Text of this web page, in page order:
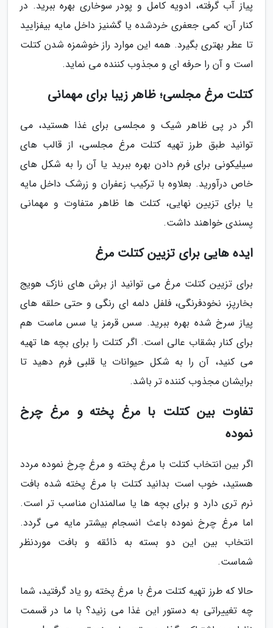
پیاز آب گرفته، ادویه کامل و پودر سوخاری بهره ببرید. در
کنار آن، کمی جعفری خردشده یا گشنیز داخل مایه بیفزایید
تا عطر بهتری بگیرد. همه این موارد راز خوشمزه شدن کتلت
است و آن را حرفه ای و مجذوب کننده می نماید.
کتلت مرغ مجلسی؛ ظاهر زیبا برای مهمانی
اگر در پی ظاهر شیک و مجلسی برای غذا هستید، می
توانید طبق طرز تهیه کتلت مرغ مجلسی، از قالب های
سیلیکونی برای فرم دادن بهره ببرید یا آن را به شکل های
خاص درآورید. بعلاوه با ترکیب زعفران و زرشک داخل مایه
یا برای تزیین نهایی، کتلت ها ظاهر متفاوت و مهمانی
پسندی خواهند داشت.
ایده هایی برای تزیین کتلت مرغ
برای تزیین کتلت مرغ می توانید از برش های نازک هویج
بخارپز، نخودفرنگی، فلفل دلمه ای رنگی و حتی حلقه های
پیاز سرخ شده بهره ببرید. سس قرمز یا سس ماست هم
برای کنار بشقاب عالی است. اگر کتلت را برای بچه ها تهیه
می کنید، آن را به شکل حیوانات یا قلبی فرم دهید تا
برایشان مجذوب کننده تر باشد.
تفاوت بین کتلت با مرغ پخته و مرغ چرخ
نموده
اگر بین انتخاب کتلت با مرغ پخته و مرغ چرخ نموده مردد
هستید، خوب است بدانید کتلت با مرغ پخته شده بافت
نرم تری دارد و برای بچه ها یا سالمندان مناسب تر است.
اما مرغ چرخ نموده باعث انسجام بیشتر مایه می گردد.
انتخاب بین این دو بسته به ذائقه و بافت موردنظر
شماست.
حالا که طرز تهیه کتلت مرغ با مرغ پخته رو یاد گرفتید، شما
چه تغییراتی به دستور این غذا می زنید؟ با ما در قسمت